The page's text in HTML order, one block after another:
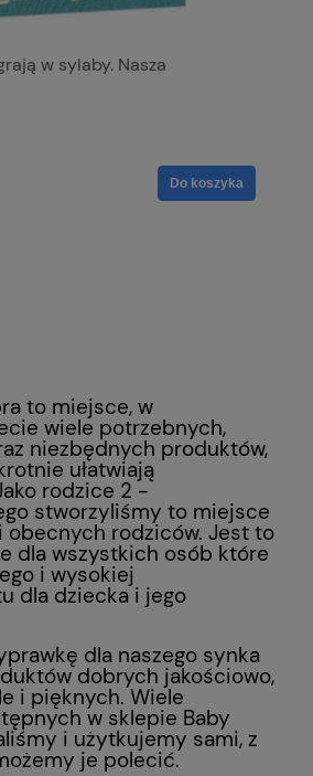
w sylaby. Nasza
Do koszyka
to miejsce, w
wiele potrzebnych,
niezbędnych produktów,
ułatwiają
rodzice 2 -
stworzyliśmy to miejsce
obecnych rodziców. Jest to
dla wszystkich osób które
i wysokiej
dla dziecka i jego
dla naszego synka
dobrych jakościowo,
i pięknych. Wiele
w sklepie Baby
i użytkujemy sami, z
je polecić.